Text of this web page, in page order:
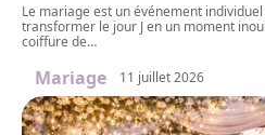
Le mariage est un événement
transformer le jour J en un moment
coiffure de…
Mariage 11 juillet 2026